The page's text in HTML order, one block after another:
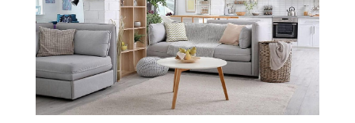
i
e
l
d
s
h
o